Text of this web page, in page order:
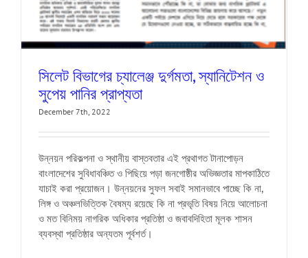
সিলেট বিভাগের চ্যালেঞ্জ দুর্গমতা, স্যানিটেশন ও
সুপেয় পানির প্রাপ্যতা
December 7th, 2022
উন্নয়ন পরিকল্পনা ও স্থানীয় বাস্তবতার এই প্রথাগত টানাপোড়ন
বাংলাদেশের সুবিধাবঞ্চিত ও পিছিয়ে পড়া জনগোষ্ঠীর অভিজ্ঞতার মাপকাঠিতে
যাচাই করা প্রয়োজন। উন্নয়নের সুফল সবাই সমানভাবে পাচ্ছে কি না,
লিঙ্গ ও অঞ্চলভিত্তিক বৈষম্য রয়েছে কি না প্রভৃতি বিষয় নিয়ে আলোচনা
ও মত বিনিময় নাগরিক অধিকার প্রতিষ্ঠা ও জবাবদিহিতা মূলক শাসন
ব্যবস্থা প্রতিষ্ঠার অন্যতম পূর্বশর্ত।